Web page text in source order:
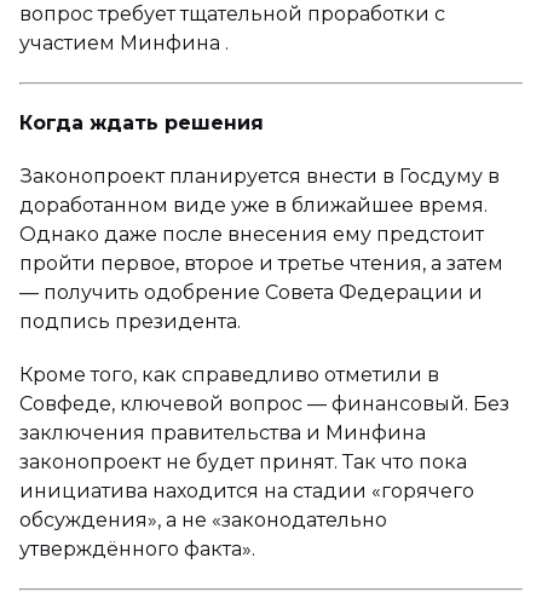
вопрос требует тщательной проработки с
участием Минфина .
Когда ждать решения
Законопроект планируется внести в Госдуму в
доработанном виде уже в ближайшее время.
Однако даже после внесения ему предстоит
пройти первое, второе и третье чтения, а затем
— получить одобрение Совета Федерации и
подпись президента.
Кроме того, как справедливо отметили в
Совфеде, ключевой вопрос — финансовый. Без
заключения правительства и Минфина
законопроект не будет принят. Так что пока
инициатива находится на стадии «горячего
обсуждения», а не «законодательно
утверждённого факта».